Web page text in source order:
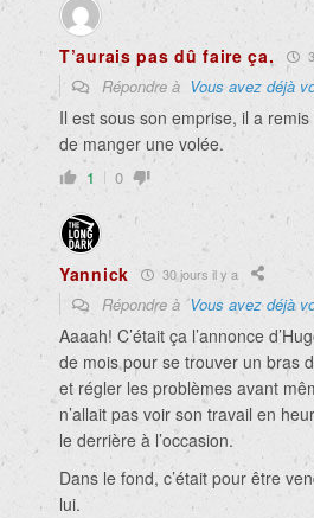
T’aurais pas dû faire ça.
Répondre à Vous avez déjà
Il est sous son emprise, il a
de manger une volée.
1 0
Yannick 30 jours il y a
Répondre àVous avez déjà
Aaaah! C’était ça l’annonce
de mois pour se trouver un bras
et régler les problèmes avant
n’allait pas voir son travail en
le derrière à l’occasion.
Dans le fond, c’était pour être
lui.